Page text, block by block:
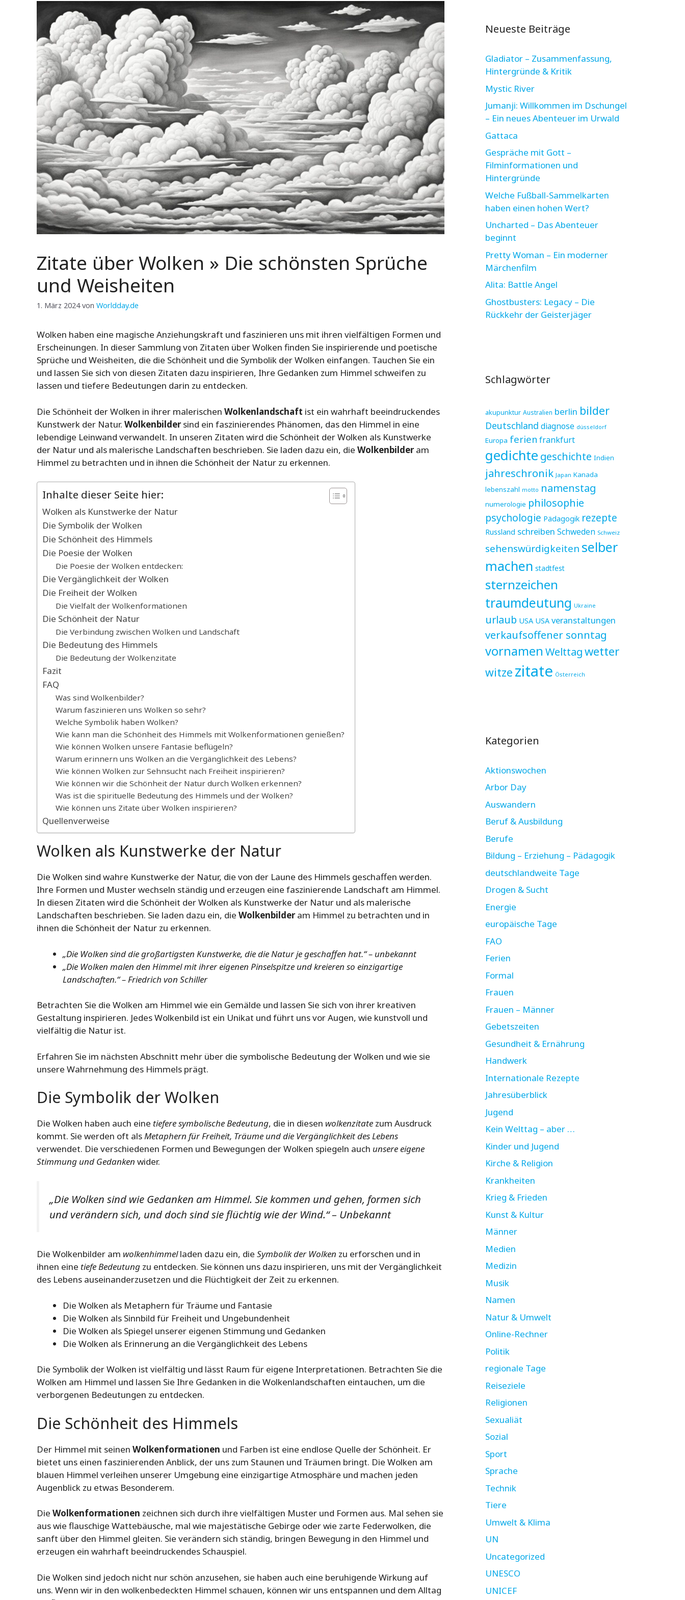
Zitate über Wolken » Die schönsten Sprüche
und Weisheiten
1. März 2024 von Worldday.de
Wolken haben eine magische Anziehungskraft und faszinieren uns mit ihren vielfältigen Formen und
Erscheinungen. In dieser Sammlung von Zitaten über Wolken finden Sie inspirierende und poetische
Sprüche und Weisheiten, die die Schönheit und die Symbolik der Wolken einfangen. Tauchen Sie ein
und lassen Sie sich von diesen Zitaten dazu inspirieren, Ihre Gedanken zum Himmel schweifen zu
lassen und tiefere Bedeutungen darin zu entdecken.
Die Schönheit der Wolken in ihrer malerischen Wolkenlandschaft ist ein wahrhaft beeindruckendes
Kunstwerk der Natur. Wolkenbildersind ein faszinierendes Phänomen, das den Himmel in eine
lebendige Leinwand verwandelt. In unseren Zitaten wird die Schönheit der Wolken als Kunstwerke
der Natur und als malerische Landschaften beschrieben. Sie laden dazu ein, die Wolkenbilderam
Himmel zu betrachten und in ihnen die Schönheit der Natur zu erkennen.
Inhalte dieser Seite hier:
Wolken als Kunstwerke der Natur
Die Symbolik der Wolken
Die Schönheit des Himmels
Die Poesie der Wolken
Die Poesie der Wolken entdecken:
Die Vergänglichkeit der Wolken
Die Freiheit der Wolken
Die Vielfalt der Wolkenformationen
Die Schönheit der Natur
Die Verbindung zwischen Wolken und Landschaft
Die Bedeutung des Himmels
Die Bedeutung der Wolkenzitate
Fazit
FAQ
Was sind Wolkenbilder?
Warum faszinieren uns Wolken so sehr?
Welche Symbolik haben Wolken?
Wie kann man die Schönheit des Himmels mit Wolkenformationen genießen?
Wie können Wolken unsere Fantasie beflügeln?
Warum erinnern uns Wolken an die Vergänglichkeit des Lebens?
Wie können Wolken zur Sehnsucht nach Freiheit inspirieren?
Wie können wir die Schönheit der Natur durch Wolken erkennen?
Was ist die spirituelle Bedeutung des Himmels und der Wolken?
Wie können uns Zitate über Wolken inspirieren?
Quellenverweise
Wolken als Kunstwerke der Natur
Die Wolken sind wahre Kunstwerke der Natur, die von der Laune des Himmels geschaffen werden.
Ihre Formen und Muster wechseln ständig und erzeugen eine faszinierende Landschaft am Himmel.
In diesen Zitaten wird die Schönheit der Wolken als Kunstwerke der Natur und als malerische
Landschaften beschrieben. Sie laden dazu ein, die Wolkenbilderam Himmel zu betrachten und in
ihnen die Schönheit der Natur zu erkennen.
„Die Wolken sind die großartigsten Kunstwerke, die die Natur je geschaffen hat.“ – unbekannt
„Die Wolken malen den Himmel mit ihrer eigenen Pinselspitze und kreieren so einzigartige
Landschaften.“ – Friedrich von Schiller
Betrachten Sie die Wolken am Himmel wie ein Gemälde und lassen Sie sich von ihrer kreativen
Gestaltung inspirieren. Jedes Wolkenbild ist ein Unikat und führt uns vor Augen, wie kunstvoll und
vielfältig die Natur ist.
Erfahren Sie im nächsten Abschnitt mehr über die symbolische Bedeutung der Wolken und wie sie
unsere Wahrnehmung des Himmels prägt.
Die Symbolik der Wolken
Die Wolken haben auch eine tiefere symbolische Bedeutung, die in diesen wolkenzitate zum Ausdruck
kommt. Sie werden oft alsMetaphern für Freiheit, Träume und die Vergänglichkeit des Lebens
verwendet. Die verschiedenen Formen und Bewegungen der Wolken spiegeln auch unsere eigene
Stimmung und Gedanken wider.
„Die Wolken sind wie Gedanken am Himmel. Sie kommen und gehen, formen sich
und verändern sich, und doch sind sie flüchtig wie der Wind.“ – Unbekannt
Die Wolkenbilder am wolkenhimmelladen dazu ein, die Symbolik der Wolken zu erforschen und in
ihnen eine tiefe Bedeutung zu entdecken. Sie können uns dazu inspirieren, uns mit der Vergänglichkeit
des Lebens auseinanderzusetzen und die Flüchtigkeit der Zeit zu erkennen.
Die Wolken als Metaphern für Träume und Fantasie
Die Wolken als Sinnbild für Freiheit und Ungebundenheit
Die Wolken als Spiegel unserer eigenen Stimmung und Gedanken
Die Wolken als Erinnerung an die Vergänglichkeit des Lebens
Die Symbolik der Wolken ist vielfältig und lässt Raum für eigene Interpretationen. Betrachten Sie die
Wolken am Himmel und lassen Sie Ihre Gedanken in die Wolkenlandschaften eintauchen, um die
verborgenen Bedeutungen zu entdecken.
Die Schönheit des Himmels
Der Himmel mit seinen Wolkenformationen und Farben ist eine endlose Quelle der Schönheit. Er
bietet uns einen faszinierenden Anblick, der uns zum Staunen und Träumen bringt. Die Wolken am
blauen Himmel verleihen unserer Umgebung eine einzigartige Atmosphäre und machen jeden
Augenblick zu etwas Besonderem.
Die Wolkenformationen zeichnen sich durch ihre vielfältigen Muster und Formen aus. Mal sehen sie
aus wie flauschige Wattebäusche, mal wie majestätische Gebirge oder wie zarte Federwolken, die
sanft über den Himmel gleiten. Sie verändern sich ständig, bringen Bewegung in den Himmel und
erzeugen ein wahrhaft beeindruckendes Schauspiel.
Die Wolken sind jedoch nicht nur schön anzusehen, sie haben auch eine beruhigende Wirkung auf
uns. Wenn wir in den wolkenbedeckten Himmel schauen, können wir uns entspannen und dem Alltag
Neueste Beiträge
Gladiator – Zusammenfassung,
Hintergründe & Kritik
Mystic River
Jumanji: Willkommen im Dschungel
– Ein neues Abenteuer im Urwald
Gattaca
Gespräche mit Gott –
Filminformationen und
Hintergründe
Welche Fußball-Sammelkarten
haben einen hohen Wert?
Uncharted – Das Abenteuer
beginnt
Pretty Woman – Ein moderner
Märchenfilm
Alita: Battle Angel
Ghostbusters: Legacy – Die
Rückkehr der Geisterjäger
Schlagwörter
akupunktur Australien berlin bilder
Deutschland diagnose düsseldorf
Europa ferien frankfurt
gedichte geschichte Indien
jahreschronik Japan Kanada
lebenszahl motto namenstag
numerologie philosophie
psychologie Pädagogik rezepte
Russland schreiben Schweden Schweiz
sehenswürdigkeiten selber
machen stadtfest
sternzeichen
traumdeutung Ukraine
urlaub USA USA veranstaltungen
verkaufsoffener sonntag
vornamen Welttagwetter
witze zitate Österreich
Kategorien
Aktionswochen
Arbor Day
Auswandern
Beruf & Ausbildung
Berufe
Bildung – Erziehung – Pädagogik
deutschlandweite Tage
Drogen & Sucht
Energie
europäische Tage
FAO
Ferien
Formal
Frauen
Frauen – Männer
Gebetszeiten
Gesundheit & Ernährung
Handwerk
Internationale Rezepte
Jahresüberblick
Jugend
Kein Welttag – aber …
Kinder und Jugend
Kirche & Religion
Krankheiten
Krieg & Frieden
Kunst & Kultur
Männer
Medien
Medizin
Musik
Namen
Natur & Umwelt
Online-Rechner
Politik
regionale Tage
Reiseziele
Religionen
Sexualiät
Sozial
Sport
Sprache
Technik
Tiere
Umwelt & Klima
UN
Uncategorized
UNESCO
UNICEF